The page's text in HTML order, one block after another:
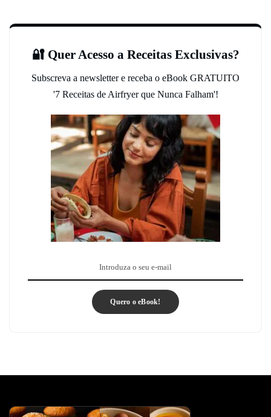
🔐 Quer Acesso a Receitas Exclusivas?
Subscreva a newsletter e receba o eBook GRATUITO
'7 Receitas de Airfryer que Nunca Falham'!
Quero o eBook!